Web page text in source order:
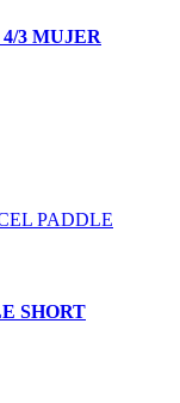
3 MUJER
SHORT